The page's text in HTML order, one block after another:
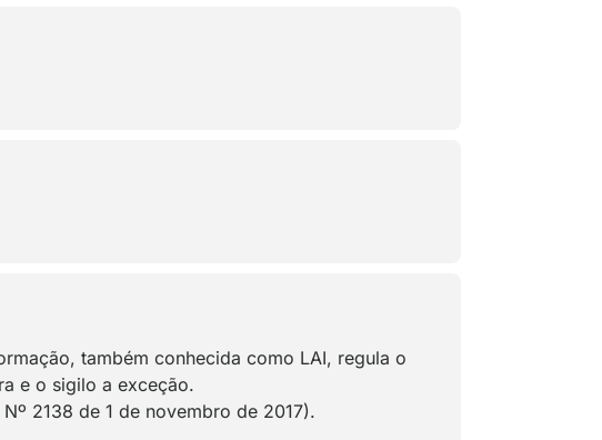
também conhecida como LAI, regula o
e o sigilo a exceção.
2138 de 1 de novembro de 2017).